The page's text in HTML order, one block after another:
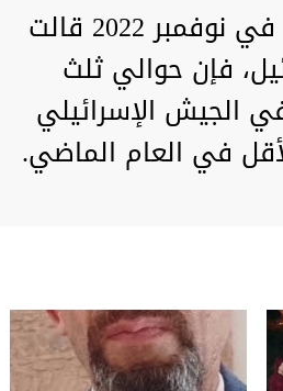
ونشرت صحيفة "هآرتس" الإسرائيلية تقريرا في نوفمبر 2022 قالت
فإن حوالي ثلث
الجيش الإسرائيلي
في العام الماضي.